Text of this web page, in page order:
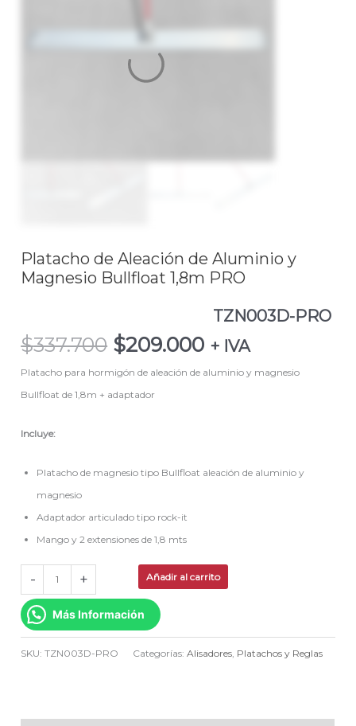
Platacho de Aleación de Aluminio y
Magnesio Bullfloat 1,8m PRO
TZN003D-PRO
$337.700 $209.000 + IVA
Platacho para hormigón de aleación de aluminio y magnesio
Bullfloat de 1,8m + adaptador
Incluye:
Platacho de magnesio tipo Bullfloat aleación de aluminio y
magnesio
Adaptador articulado tipo rock-it
Mango y 2 extensiones de 1,8 mts
-
Magnesio
cantidad
+ Añadir al carrito
Más Información
SKU:TZN003D-PRO Categorías:Alisadores Platachos y Reglas